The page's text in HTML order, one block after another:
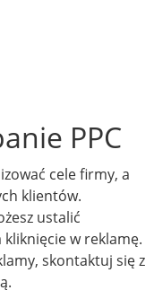
PPC
cele firmy, a
klientów.
ustalić
kliknięcie w reklamę.
skontaktuj się z